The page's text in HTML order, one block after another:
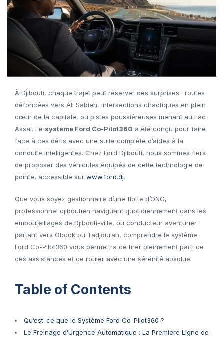
À Djibouti, chaque trajet peut réserver des surprises : routes
défoncées vers Ali Sabieh, intersections chaotiques en plein
cœur de la capitale, ou pistes poussiéreuses menant au Lac
Assal. Le système Ford Co-Pilot360 a été conçu pour faire
face à ces défis avec une suite complète d’aides à la
conduite intelligentes. Chez Ford Djibouti, nous sommes fiers
de proposer des véhicules équipés de cette technologie de
pointe, accessible sur www.ford.dj.
Que vous soyez gestionnaire d’une flotte d’ONG,
professionnel djiboutien naviguant quotidiennement dans les
embouteillages de Djibouti-ville, ou conducteur aventurier
partant vers Obock ou Tadjourah, comprendre le système
Ford Co-Pilot360 vous permettra de tirer pleinement parti de
ces assistances et de rouler avec une sérénité absolue.
Table of Contents
Qu’est-ce que le Système Ford Co-Pilot360 ?
Le Freinage d’Urgence Automatique : La Première Ligne de